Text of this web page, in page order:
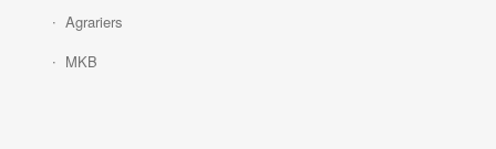
Agrariers
MKB